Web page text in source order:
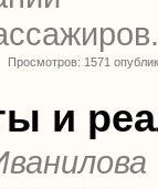
Просмотров: 1571
и